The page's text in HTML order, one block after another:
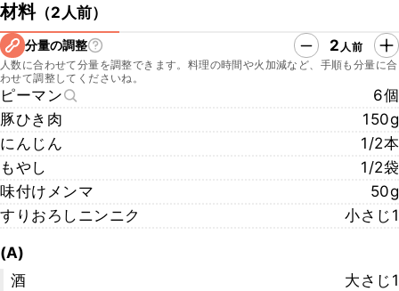
材料（2人前）
分量の調整 2 人前
人数に合わせて分量を調整できます。料理の時間や火加減など、手順も分量に合
わせて調整してくださいね。
ピーマン
6個
豚ひき肉
150g
にんじん
1/2本
もやし
1/2袋
味付けメンマ
50g
すりおろしニンニク
小さじ1
(A)
酒
大さじ1